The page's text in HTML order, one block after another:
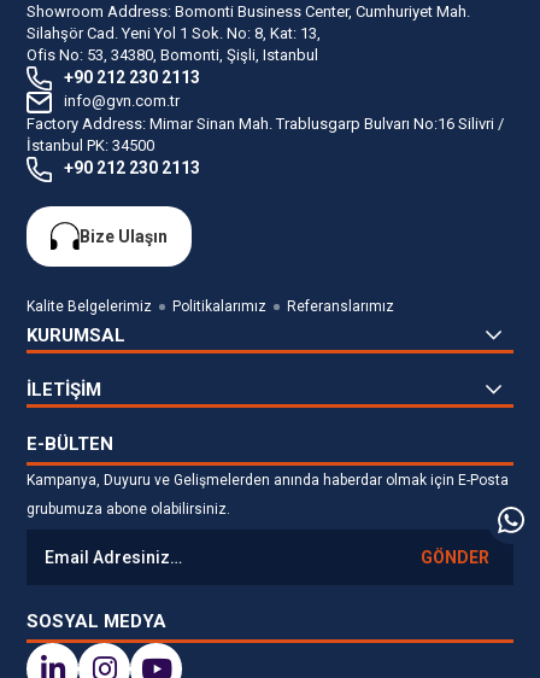
Showroom Address: Bomonti Business Center, Cumhuriyet Mah.
Silahşör Cad. Yeni Yol 1 Sok. No: 8, Kat: 13,
Ofis No: 53, 34380, Bomonti, Şişli, Istanbul
+90 212 230 2113
info@gvn.com.tr
Factory Address: Mimar Sinan Mah. Trablusgarp Bulvarı No:16 Silivri /
İstanbul PK: 34500
+90 212 230 2113
Bize Ulaşın
Kalite Belgelerimiz Politikalarımız Referanslarımız
KURUMSAL
İLETİŞİM
E-BÜLTEN
Kampanya, Duyuru ve Gelişmelerden anında haberdar olmak için E-Posta
grubumuza abone olabilirsiniz.
GÖNDER
SOSYAL MEDYA